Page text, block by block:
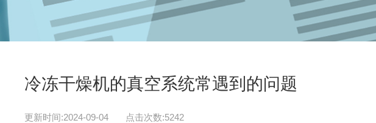
冷冻干燥机的真空系统常遇到的问题
更新时间:2024-09-04 点击次数:5242